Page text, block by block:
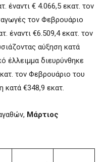
έναντι € 4.066,5 εκατ. τον
τον Φεβρουάριο
έναντι €6.509,4 εκατ. τον
αύξηση κατά
έλλειμμα διευρύνθηκε
τον Φεβρουάριο του
κατά €348,9 εκατ.
Μάρτιος